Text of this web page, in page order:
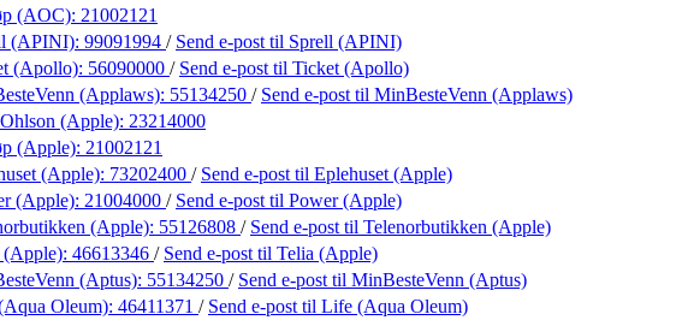
(AOC): 21002121
(APINI): 99091994 / Send e-post til Sprell (APINI)
(Apollo): 56090000 / Send e-post til Ticket (Apollo)
(Applaws): 55134250 / Send e-post til MinBesteVenn (Applaws)
(Apple): 23214000
(Apple): 21002121
(Apple): 73202400 / Send e-post til Eplehuset (Apple)
(Apple): 21004000 / Send e-post til Power (Apple)
(Apple): 55126808 / Send e-post til Telenorbutikken (Apple)
46613346 / Send e-post til Telia (Apple)
(Aptus): 55134250 / Send e-post til MinBesteVenn (Aptus)
Oleum): 46411371 / Send e-post til Life (Aqua Oleum)